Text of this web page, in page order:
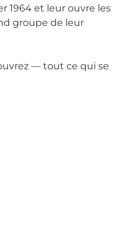
1964 et leur ouvre les
groupe de leur
— tout ce qui se